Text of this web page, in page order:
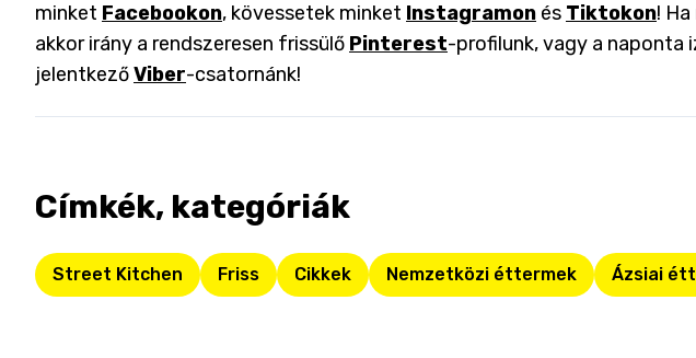
minket Facebookon, kövessetek minket Instagramon és Tiktokon!
akkor irány a rendszeresen frissülő Pinterest-profilunk, vagy a naponta
jelentkezőViber-csatornánk!
Címkék, kategóriák
Street Kitchen Friss Cikkek Nemzetközi éttermek Ázsiai